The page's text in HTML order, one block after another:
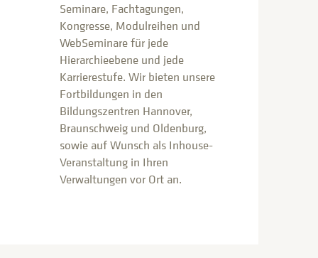
Seminare, Fachtagungen,
Kongresse, Modulreihen und
WebSeminare für jede
Hierarchieebene und jede
Karrierestufe. Wir bieten unsere
Fortbildungen in den
Bildungszentren Hannover,
Braunschweig und Oldenburg,
sowie auf Wunsch als Inhouse-
Veranstaltung in Ihren
Verwaltungen vor Ort an.